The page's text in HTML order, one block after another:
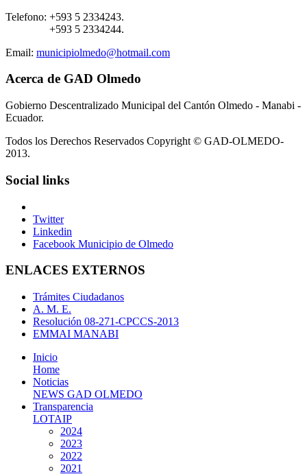
Telefono: +593 5 2334243.
+593 5 2334244.
Email: municipiolmedo@hotmail.com
Acerca de GAD Olmedo
Gobierno Descentralizado Municipal del Cantón Olmedo - Manabi -
Ecuador.
Todos los Derechos Reservados Copyright © GAD-OLMEDO-
2013.
Social links
Twitter
Linkedin
Facebook Municipio de Olmedo
ENLACES EXTERNOS
Trámites Ciudadanos
A. M. E.
Resolución 08-271-CPCCS-2013
EMMAI MANABI
Inicio
Home
Noticias
NEWS GAD OLMEDO
Transparencia
LOTAIP
2024
2023
2022
2021